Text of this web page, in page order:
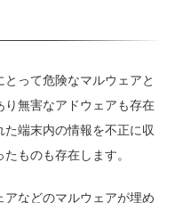
って危険なマルウェアと
り無害なアドウェアも存在
端末内の情報を不正に収
ものも存在します。
アなどのマルウェアが埋め